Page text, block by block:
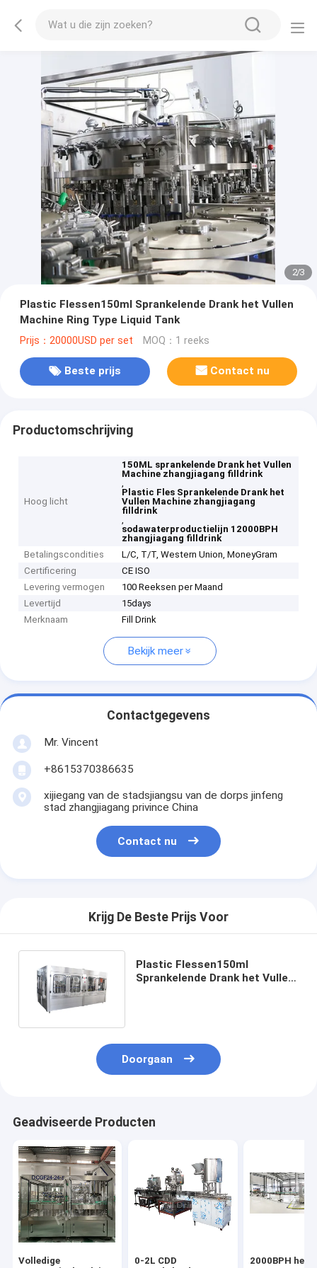
2/3
Plastic Flessen150ml Sprankelende Drank het Vullen
Machine Ring Type Liquid Tank
Prijs：20000USD per set MOQ：1 reeks
Beste prijs Contact nu
Productomschrijving
Hoog licht
150ML sprankelende Drank het Vullen
Machine zhangjiagang filldrink
,
Plastic Fles Sprankelende Drank het
Vullen Machine zhangjiagang
filldrink
,
sodawaterproductielijn 12000BPH
zhangjiagang filldrink
Betalingscondities
L/C, T/T, Western Union, MoneyGram
Certificering
CE ISO
Levering vermogen
100 Reeksen per Maand
Levertijd
15days
Merknaam
Fill Drink
Bekijk meer
Contactgegevens
Mr. Vincent
+8615370386635
xijiegang van de stadsjiangsu van de dorps jinfeng
stad zhangjiagang privince China
Contact nu
Krijg De Beste Prijs Voor
Plastic Flessen150ml
Sprankelende Drank het Vullen
Doorgaan
Geadviseerde Producten
Volledige
0-2L CDD
2000BPH het